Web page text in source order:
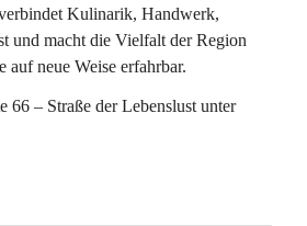
Kulinarik, Handwerk,
und macht die Vielfalt der Region
neue Weise erfahrbar.
66 – Straße der Lebenslust unter